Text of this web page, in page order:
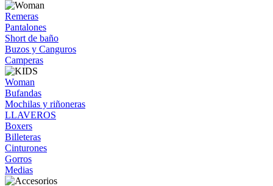
Remeras
Pantalones
Short de baño
Buzos y Canguros
Camperas
Woman
Bufandas
Mochilas y riñoneras
LLAVEROS
Boxers
Billeteras
Cinturones
Gorros
Medias